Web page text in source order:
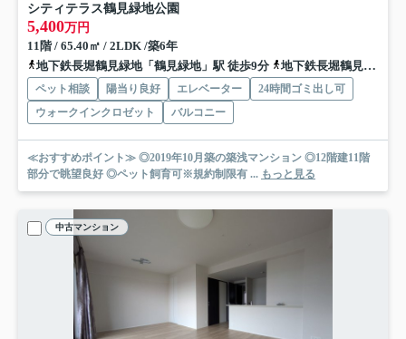
シティテラス鶴見緑地公園
5,400万円
11階 / 65.40㎡ / 2LDK /築6年
地下鉄長堀鶴見緑地「鶴見緑地」駅 徒歩9分
地下鉄長堀鶴見緑地「横堤」駅 徒歩11分
ペット相談 陽当り良好 エレベーター
24時間ゴミ出し可
ウォークインクロゼット
バルコニー
≪おすすめポイント≫ ◎2019年10月築の築浅マンション ◎12階建11階
部分で眺望良好 ◎ペット飼育可※規約制限有 ... もっと見る
中古マンション